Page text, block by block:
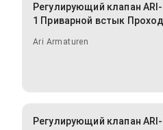
Регулирующий клапан
1 Приварной встык
Ari Armaturen
Регулирующий клапан